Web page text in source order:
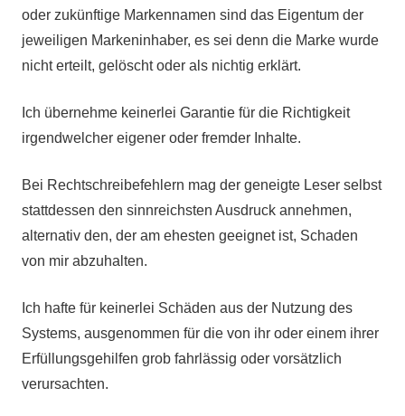
oder zukünftige Markennamen sind das Eigentum der
jeweiligen Markeninhaber, es sei denn die Marke wurde
nicht erteilt, gelöscht oder als nichtig erklärt.
Ich übernehme keinerlei Garantie für die Richtigkeit
irgendwelcher eigener oder fremder Inhalte.
Bei Rechtschreibefehlern mag der geneigte Leser selbst
stattdessen den sinnreichsten Ausdruck annehmen,
alternativ den, der am ehesten geeignet ist, Schaden
von mir abzuhalten.
Ich hafte für keinerlei Schäden aus der Nutzung des
Systems, ausgenommen für die von ihr oder einem ihrer
Erfüllungsgehilfen grob fahrlässig oder vorsätzlich
verursachten.